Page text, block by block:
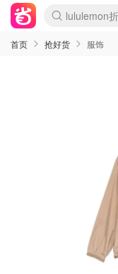
Sasa美妆
SSENSE年
Cettire降价
Farfetch折
WWS Coles
viagogo二
Myer清仓1
The Outnet
David
Flannels大
Perfumes
AMIRO返校
Oweek抽奖
Amazon折
eToro入金
Amazon数
ICONIC本
Moose
丝芙兰5折起
EUFY官网
Selenichast
Trip机票酒
YSL送5件彩
Amazon家
BIGBANG
David
Amazon美
雅漾大喷$8
过敏原检测
伊索独家赠
科颜氏清仓3
SEALIFE海
丝塔芙大白
订阅
Cult Beauty
Harrods圣
LN-CC奢牌
d'Alba空姐
EVE LOM
Bernardelli
Adore
CT圣诞日历
Mytheresa
Luxury
MOON
ALLSAINTS
Roborock扫
Tingo Life
Valentino官
CR洗发护发
首页 抢好货 服饰